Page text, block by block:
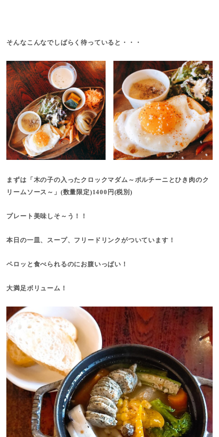
そんなこんなでしばらく待っていると・・・
まずは「木の子の入ったクロックマダム～ポルチーニとひき肉のク
リームソース～」(数量限定)1400円(税別)
プレート美味しそ～う！！
本日の一皿、スープ、フリードリンクがついています！
ペロッと食べられるのにお腹いっぱい！
大満足ボリューム！